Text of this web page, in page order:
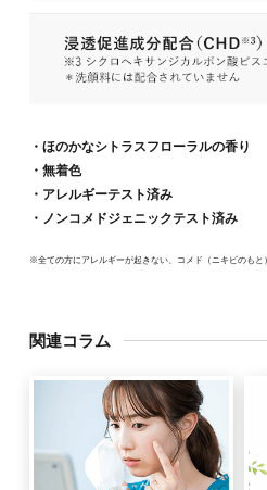
・ほのかなシトラスフローラルの香り
・無着色
・アレルギーテスト済み
・ノンコメドジェニックテスト済み
※全ての方にアレルギーが起きない、コメド（ニキビのもと
関連コラム